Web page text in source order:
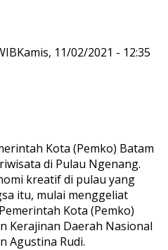
Kamis, 11/02/2021 - 12:35
Kota (Pemko) Batam
di Pulau Ngenang.
kreatif di pulau yang
itu, mulai menggeliat
Kota (Pemko)
Kerajinan Daerah Nasional
Agustina Rudi.